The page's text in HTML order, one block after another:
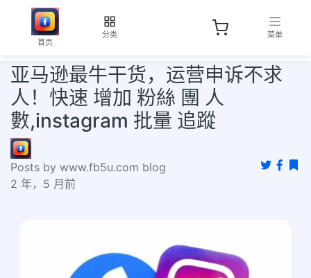
首页
分类 菜单
亚马逊最牛干货，运营申诉不求
人！快速 增加 粉絲 團 人
數,instagram 批量 追蹤
Posts by www.fb5u.com blog
2 年，5 月前